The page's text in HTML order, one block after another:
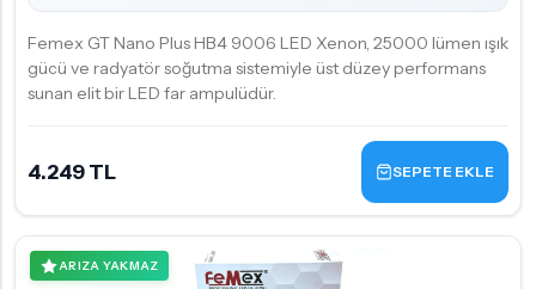
Femex GT Nano Plus HB4 9006 LED Xenon, 25000 lümen ışık
gücü ve radyatör soğutma sistemiyle üst düzey performans
sunan elit bir LED far ampulüdür.
4.249 TL SEPETE EKLE
ARIZA YAKMAZ